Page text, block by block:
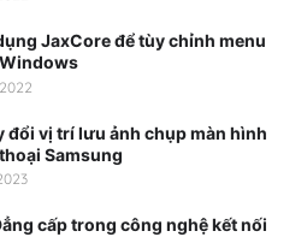
JaxCore để tùy chỉnh menu
đổi vị trí lưu ảnh chụp màn hình
Samsung
cấp trong công nghệ kết nối